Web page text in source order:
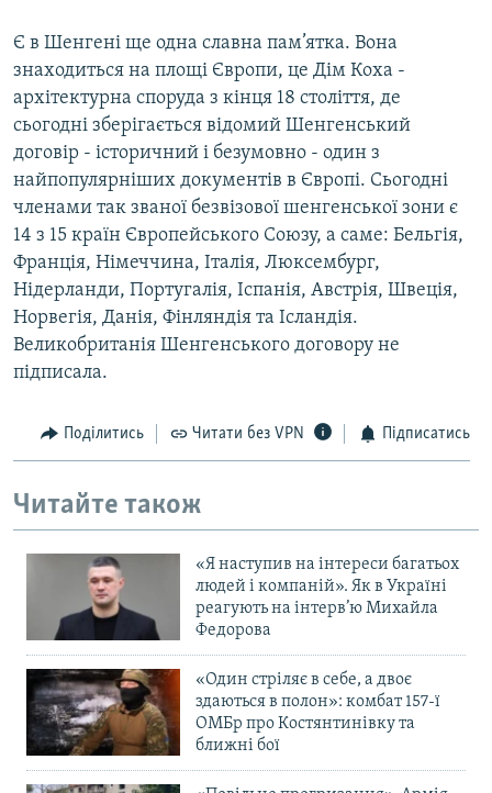
Є в Шенгені ще одна славна пам’ятка. Вона
знаходиться на площі Європи, це Дім Коха -
архітектурна споруда з кінця 18 століття, де
сьогодні зберігається відомий Шенгенський
договір - історичний і безумовно - один з
найпопулярніших документів в Європі. Сьогодні
членами так званої безвізової шенгенської зони є
14 з 15 країн Європейського Союзу, а саме: Бельгія,
Франція, Німеччина, Італія, Люксембург,
Нідерланди, Португалія, Іспанія, Австрія, Швеція,
Норвегія, Данія, Фінляндія та Ісландія.
Великобританія Шенгенського договору не
підписала.
Поділитись Читати без VPN Підписатись
Читайте також
«Я наступив на інтереси багатьох
людей і компаній». Як в Україні
реагують на інтерв’ю Михайла
Федорова
«Один стріляє в себе, а двоє
здаються в полон»: комбат 157-ї
ОМБр про Костянтинівку та
ближні бої